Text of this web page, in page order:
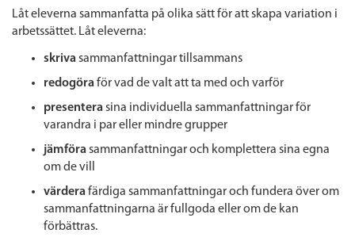
Låt eleverna sammanfatta på olika sätt för att skapa variation i
arbetssättet. Låt eleverna:
skrivasammanfattningar tillsammans
redogöraför vad de valt att ta med och varför
presenterasina individuella sammanfattningar för
varandra i par eller mindre grupper
jämförasammanfattningar och komplettera sina egna
om de vill
värderafärdiga sammanfattningar och fundera över om
sammanfattningarna är fullgoda eller om de kan
förbättras.